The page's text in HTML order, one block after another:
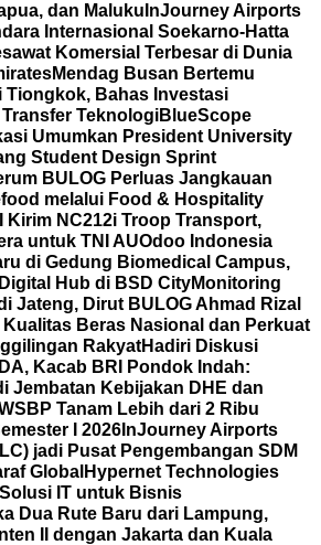
dan Maluku InJourney Airports
Internasional Soekarno-Hatta
Komersial Terbesar di Dunia
Mendag Busan Bertemu
Tiongkok, Bahas Investasi
TeknologiBlueScope
Umumkan President University
Student Design Sprint
BULOG Perluas Jangkauan
melalui Food & Hospitality
Kirim NC212i Troop Transport,
untuk TNI AUOdoo Indonesia
di Gedung Biomedical Campus,
Hub di BSD CityMonitoring
Jateng, Dirut BULOG Ahmad Rizal
Beras Nasional dan Perkuat
RakyatHadiri Diskusi
Kacab BRI Pondok Indah:
Jembatan Kebijakan DHE dan
Tanam Lebih dari 2 Ribu
I 2026 InJourney Airports
jadi Pusat Pengembangan SDM
Global Hypernet Technologies
IT untuk Bisnis
Dua Rute Baru dari Lampung,
II dengan Jakarta dan Kuala